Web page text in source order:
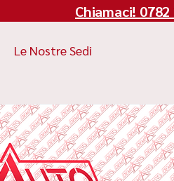
Chiamaci! 0782
Le Nostre Sedi